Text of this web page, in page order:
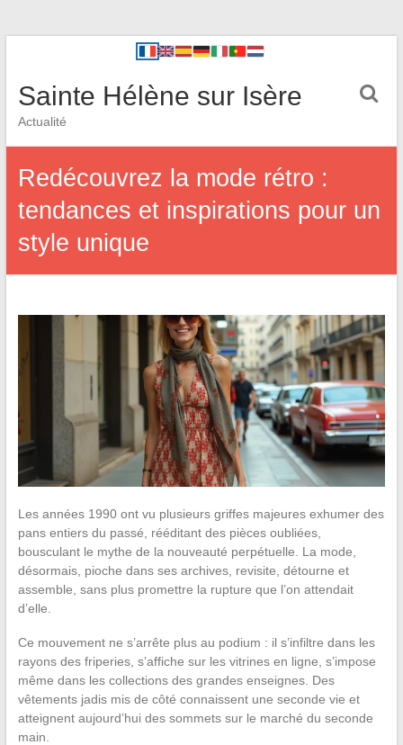
Sainte Hélène sur Isère
Actualité
Redécouvrez la mode rétro :
tendances et inspirations pour un
style unique
Les années 1990 ont vu plusieurs griffes majeures exhumer des
pans entiers du passé, rééditant des pièces oubliées,
bousculant le mythe de la nouveauté perpétuelle. La mode,
désormais, pioche dans ses archives, revisite, détourne et
assemble, sans plus promettre la rupture que l’on attendait
d’elle.
Ce mouvement ne s’arrête plus au podium : il s’infiltre dans les
rayons des friperies, s’affiche sur les vitrines en ligne, s’impose
même dans les collections des grandes enseignes. Des
vêtements jadis mis de côté connaissent une seconde vie et
atteignent aujourd’hui des sommets sur le marché du seconde
main.